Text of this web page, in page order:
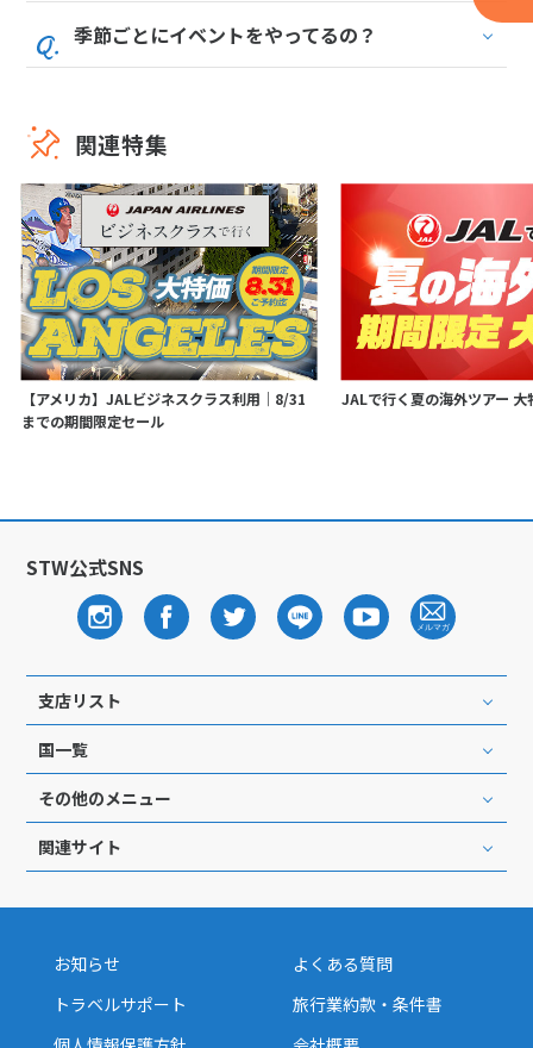
季節ごとにイベントをやってるの？
関連特集
【アメリカ】JALビジネスクラス利用｜8/31
までの期間限定セール
JALで行く夏の海外ツアー 大
STW公式SNS
支店リスト
国一覧
その他のメニュー
関連サイト
お知らせ
よくある質問
トラベルサポート
旅行業約款・条件書